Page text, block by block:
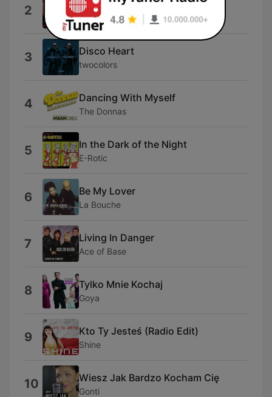
2 Euro Mania 12
Ramezz Music
3 Disco Heart
twocolors
4 Dancing With Myself
The Donnas
5 In the Dark of the Night
E-Rotic
6 Be My Lover
La Bouche
7 Living In Danger
Ace of Base
8 Tylko Mnie Kochaj
Goya
9 Kto Ty Jesteś (Radio Edit)
Shine
10 Wiesz Jak Bardzo Kocham Cię
Gonti